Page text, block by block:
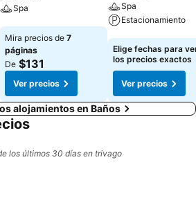
Spa
Ver precios
Mira precios de 7
páginas
De $131
Ver precios
Spa
Estacionamiento
Ver precios
Elige fechas para
los precios exactos
Ver precios
alojamientos en Baños
los últimos 30 días en trivago